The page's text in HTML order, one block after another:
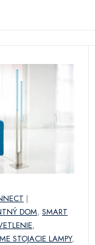
|
DOM, SMART
,
STOJACIE LAMPY,